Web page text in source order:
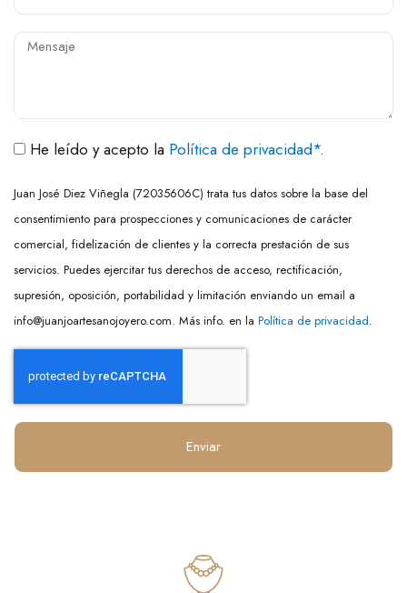
e
l
o
n
M
s
a
e
He leído y acepto la Política de privacidad*.
Juan José Diez Viñegla (72035606C) trata tus datos sobre la base del
consentimiento para prospecciones y comunicaciones de carácter
comercial, fidelización de clientes y la correcta prestación de sus
servicios. Puedes ejercitar tus derechos de acceso, rectificación,
supresión, oposición, portabilidad y limitación enviando un email a
info@juanjoartesanojoyero.com. Más info. en la Política de privacidad.
Enviar